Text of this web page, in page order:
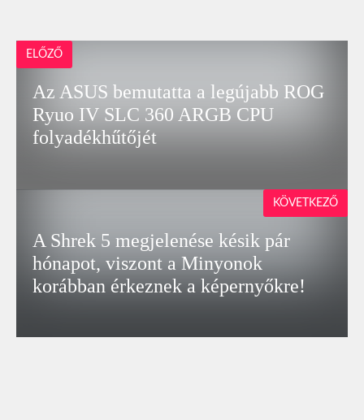
ELŐZŐ
Az ASUS bemutatta a legújabb ROG
Ryuo IV SLC 360 ARGB CPU
folyadékhűtőjét
A Shrek 5 megjelenése késik pár
hónapot, viszont a Minyonok
korábban érkeznek a képernyőkre!
KÖVETKEZŐ